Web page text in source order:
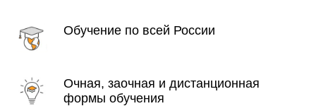
Обучение по всей России
Очная, заочная и дистанционная
формы обучения